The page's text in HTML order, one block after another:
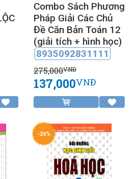
Combo Sách Phương
Pháp Giải Các Chủ
Đề Căn Bản Toán 12
(giải tích + hình học)
8935092831111
275,000VNĐ
137,000VNĐ
-20%